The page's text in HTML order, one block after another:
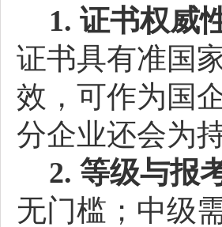
1. 证书权威
证书具有准国
效，可作为国
分企业还会为
2. 等级与报
无门槛；中级